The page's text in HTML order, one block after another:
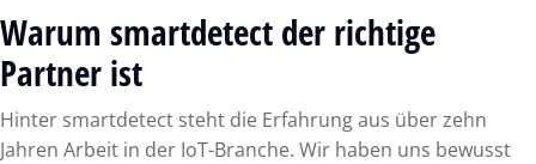
Warum smartdetect der richtige
Partner ist
Hinter smartdetect steht die Erfahrung aus über zehn
Jahren Arbeit in der IoT-Branche. Wir haben uns bewusst